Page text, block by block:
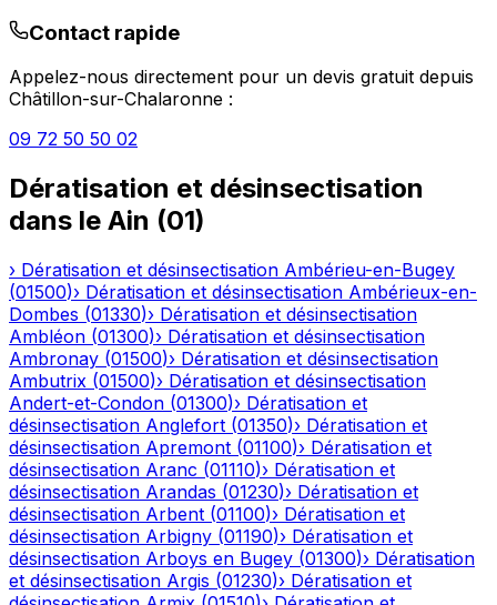
Contact rapide
Appelez-nous directement pour un devis gratuit depuis
Châtillon-sur-Chalaronne :
09 72 50 50 02
Dératisation et désinsectisation
dans le Ain (01)
› Dératisation et désinsectisation Ambérieu-en-Bugey
(01500)› Dératisation et désinsectisation Ambérieux-en-
Dombes (01330)› Dératisation et désinsectisation
Ambléon (01300)› Dératisation et désinsectisation
Ambronay (01500)› Dératisation et désinsectisation
Ambutrix (01500)› Dératisation et désinsectisation
Andert-et-Condon (01300)› Dératisation et
désinsectisation Anglefort (01350)› Dératisation et
désinsectisation Apremont (01100)› Dératisation et
désinsectisation Aranc (01110)› Dératisation et
désinsectisation Arandas (01230)› Dératisation et
désinsectisation Arbent (01100)› Dératisation et
désinsectisation Arbigny (01190)› Dératisation et
désinsectisation Arboys en Bugey (01300)› Dératisation
et désinsectisation Argis (01230)› Dératisation et